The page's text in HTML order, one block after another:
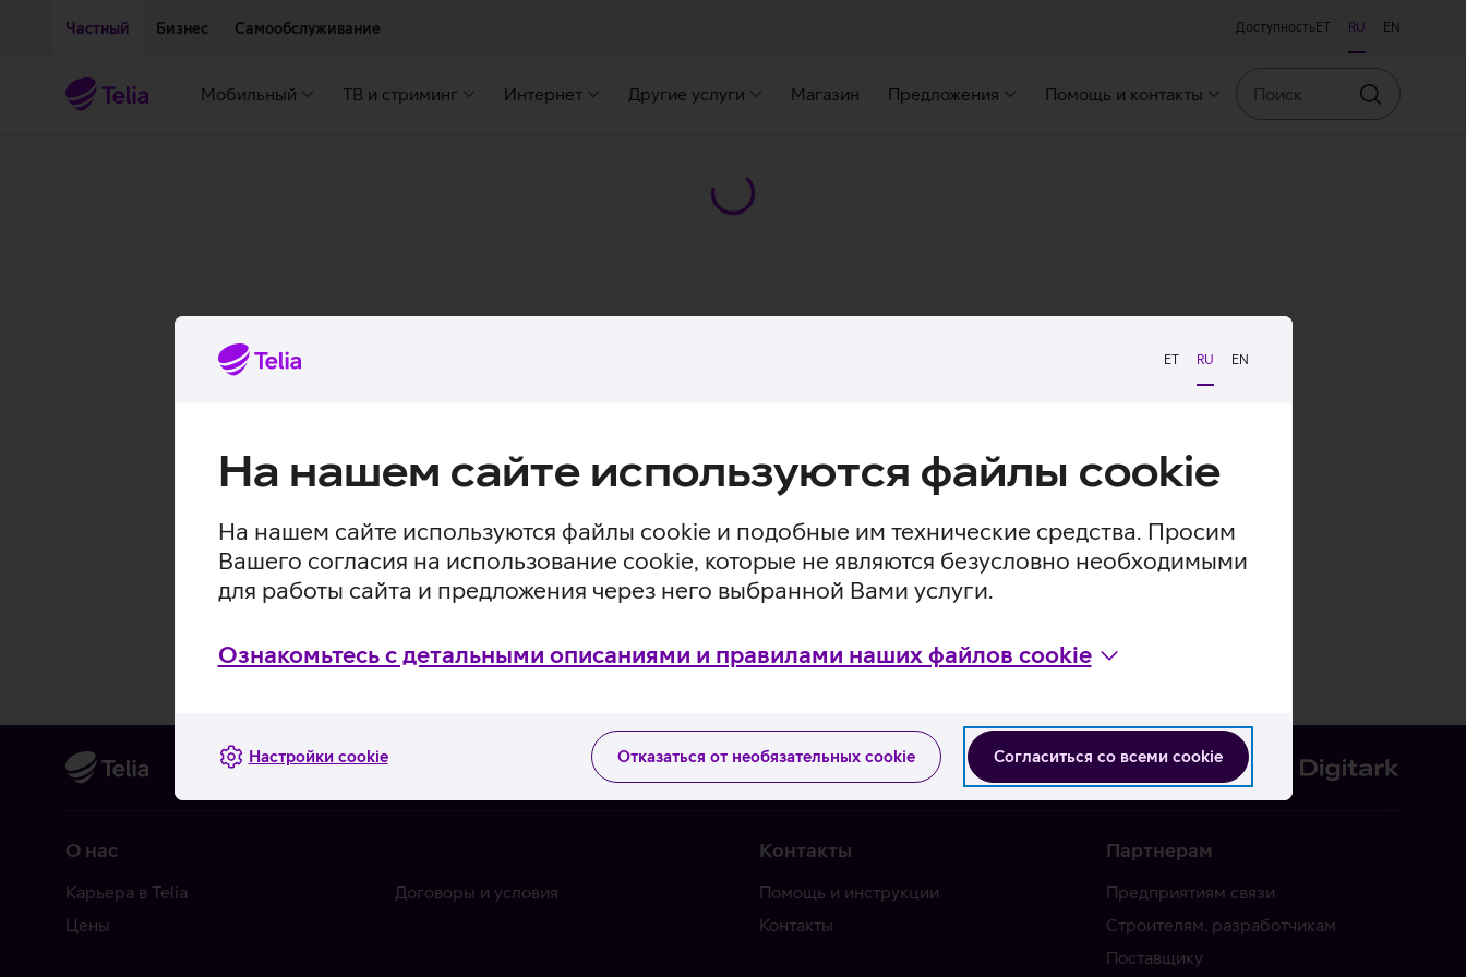
ET RU EN
На нашем сайте используются файлы cookie
На нашем сайте используются файлы cookie и подобные им технические средства. Просим
Вашего согласия на использование cookie, которые не являются безусловно необходимыми
для работы сайта и предложения через него выбранной Вами услуги.
Ознакомьтесь с детальными описаниями и правилами наших файлов cookie
Согласиться со всеми cookie
Отказаться от необязательных cookie
Настройки cookie
Частный Бизнес Самообслуживание Доступность ET RU EN
Мобильный ТВ и стриминг Интернет Другие услуги Магазин Предложения Помощь и контакты
Искать
О нас
Карьера в Telia
Цены
Договоры и условия
Контакты
Помощь и инструкции
Контакты
Партнерам
Предприятиям связи
Строителям, разработчикам
Поставщику